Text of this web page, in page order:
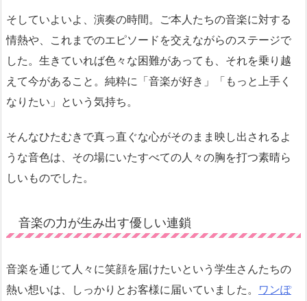
そしていよいよ、演奏の時間。ご本人たちの音楽に対する
情熱や、これまでのエピソードを交えながらのステージで
した。生きていれば色々な困難があっても、それを乗り越
えて今があること。純粋に「音楽が好き」「もっと上手く
なりたい」という気持ち。
そんなひたむきで真っ直ぐな心がそのまま映し出されるよ
うな音色は、その場にいたすべての人々の胸を打つ素晴ら
しいものでした。
音楽の力が生み出す優しい連鎖
音楽を通じて人々に笑顔を届けたいという学生さんたちの
熱い想いは、しっかりとお客様に届いていました。 ワンぽ